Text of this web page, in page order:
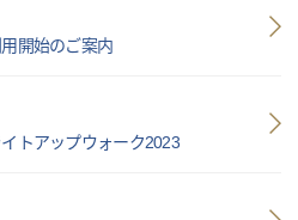
開始のご案内
トアップウォーク2023